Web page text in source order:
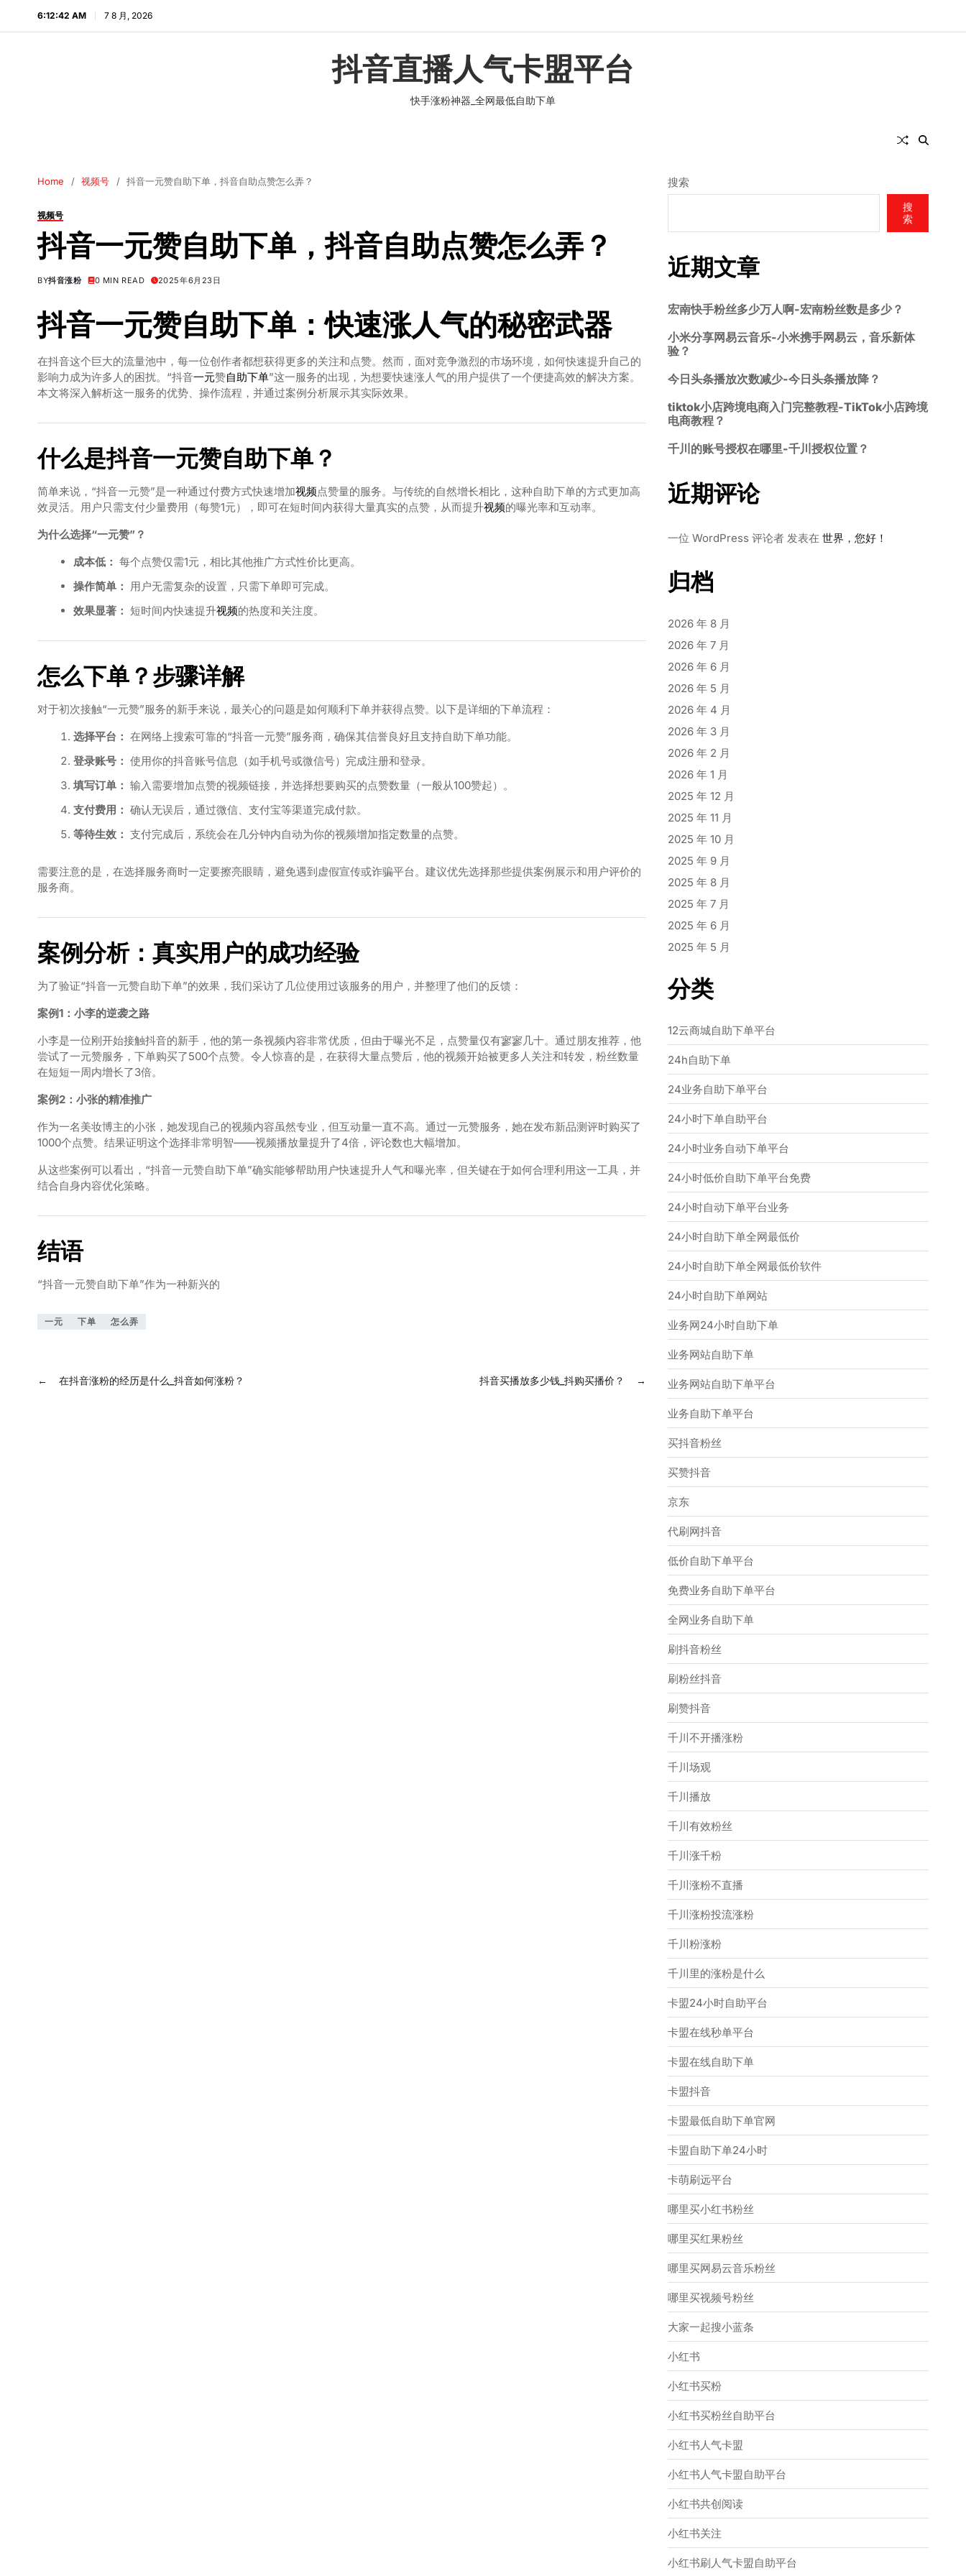
6:12:43 AM 7 8 月, 2026
抖音直播人气卡盟平台
快手涨粉神器_全网最低自助下单
Home 视频号 抖音一元赞自助下单，抖音自助点赞怎么弄？
视频号
抖音一元赞自助下单，抖音自助点赞怎么弄？
BY抖音涨粉 0 MIN READ 2025年6月23日
抖音一元赞自助下单 ：快速涨人气的秘密武器
在抖音这个巨大的流量池中，每一位创作者都想获得更多的关注和点赞。然而，面对竞争激烈的市场环境，如何快速提升自己的
影响力成为许多人的困扰。“抖音一元赞自助下单”这一服务的出现，为想要快速涨人气的用户提供了一个便捷高效的解决方案。
本文将深入解析这一服务的优势、操作流程，并通过案例分析展示其实际效果。
什么是抖音一元赞自助下单？
简单来说，“抖音一元赞”是一种通过付费方式快速增加视频点赞量的服务。与传统的自然增长相比，这种自助下单的方式更加高
效灵活。用户只需支付少量费用（每赞1元），即可在短时间内获得大量真实的点赞，从而提升视频的曝光率和互动率。
为什么选择“一元赞”？
成本低： 每个点赞仅需1元，相比其他推广方式性价比更高。
操作简单： 用户无需复杂的设置，只需下单即可完成。
效果显著： 短时间内快速提升视频的热度和关注度。
怎么下单？步骤详解
对于初次接触“一元赞”服务的新手来说，最关心的问题是如何顺利下单并获得点赞。以下是详细的下单流程：
选择平台： 在网络上搜索可靠的“抖音一元赞”服务商，确保其信誉良好且支持自助下单功能。
登录账号： 使用你的抖音账号信息（如手机号或微信号）完成注册和登录。
填写订单： 输入需要增加点赞的视频链接，并选择想要购买的点赞数量（一般从100赞起）。
支付费用： 确认无误后，通过微信、支付宝等渠道完成付款。
等待生效： 支付完成后，系统会在几分钟内自动为你的视频增加指定数量的点赞。
需要注意的是，在选择服务商时一定要擦亮眼睛，避免遇到虚假宣传或诈骗平台。建议优先选择那些提供案例展示和用户评价的
服务商。
案例分析：真实用户的成功经验
为了验证“抖音一元赞自助下单”的效果，我们采访了几位使用过该服务的用户，并整理了他们的反馈：
案例1：小李的逆袭之路
小李是一位刚开始接触抖音的新手，他的第一条视频内容非常优质，但由于曝光不足，点赞量仅有寥寥几十。通过朋友推荐，他
尝试了一元赞服务，下单购买了500个点赞。令人惊喜的是，在获得大量点赞后，他的视频开始被更多人关注和转发，粉丝数量
在短短一周内增长了3倍。
案例2：小张的精准推广
作为一名美妆博主的小张，她发现自己的视频内容虽然专业，但互动量一直不高。通过一元赞服务，她在发布新品测评时购买了
1000个点赞。结果证明这个选择非常明智——视频播放量提升了4倍，评论数也大幅增加。
从这些案例可以看出，“抖音一元赞自助下单”确实能够帮助用户快速提升人气和曝光率，但关键在于如何合理利用这一工具，并
结合自身内容优化策略。
结语
“抖音一元赞自助下单”作为一种新兴的
一元 下单 怎么弄
← 在抖音涨粉的经历是什么_抖音如何涨粉？ →
抖音买播放多少钱_抖购买播价？
搜索
搜
索
近期文章
宏南快手粉丝多少万人啊-宏南粉丝数是多少？
小米分享网易云音乐-小米携手网易云，音乐新体
验？
今日头条播放次数减少-今日头条播放降？
tiktok小店跨境电商入门完整教程-TikTok小店跨境
电商教程？
千川的账号授权在哪里-千川授权位置？
近期评论
一位 WordPress 评论者 发表在 世界，您好！
归档
2026 年 8 月
2026 年 7 月
2026 年 6 月
2026 年 5 月
2026 年 4 月
2026 年 3 月
2026 年 2 月
2026 年 1 月
2025 年 12 月
2025 年 11 月
2025 年 10 月
2025 年 9 月
2025 年 8 月
2025 年 7 月
2025 年 6 月
2025 年 5 月
分类
12云商城自助下单平台
24h自助下单
24业务自助下单平台
24小时下单自助平台
24小时业务自动下单平台
24小时低价自助下单平台免费
24小时自动下单平台业务
24小时自助下单全网最低价
24小时自助下单全网最低价软件
24小时自助下单网站
业务网24小时自助下单
业务网站自助下单
业务网站自助下单平台
业务自助下单平台
买抖音粉丝
买赞抖音
京东
代刷网抖音
低价自助下单平台
免费业务自助下单平台
全网业务自助下单
刷抖音粉丝
刷粉丝抖音
刷赞抖音
千川不开播涨粉
千川场观
千川播放
千川有效粉丝
千川涨千粉
千川涨粉不直播
千川涨粉投流涨粉
千川粉涨粉
千川里的涨粉是什么
卡盟24小时自助平台
卡盟在线秒单平台
卡盟在线自助下单
卡盟抖音
卡盟最低自助下单官网
卡盟自助下单24小时
卡萌刷远平台
哪里买小红书粉丝
哪里买红果粉丝
哪里买网易云音乐粉丝
哪里买视频号粉丝
大家一起搜小蓝条
小红书
小红书买粉
小红书买粉丝自助平台
小红书人气卡盟
小红书人气卡盟自助平台
小红书共创阅读
小红书关注
小红书刷人气卡盟自助平台